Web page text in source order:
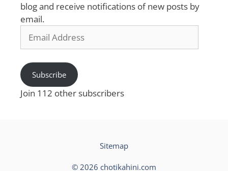
blog and receive notifications of new posts by
email.
Address
Subscribe
Join 112 other subscribers
Sitemap
© 2026 chotikahini.com